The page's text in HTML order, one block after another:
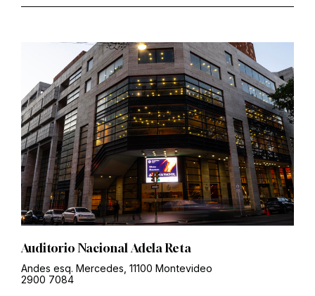
Auditorio Nacional Adela Reta
Andes esq. Mercedes, 11100 Montevideo
2900 7084